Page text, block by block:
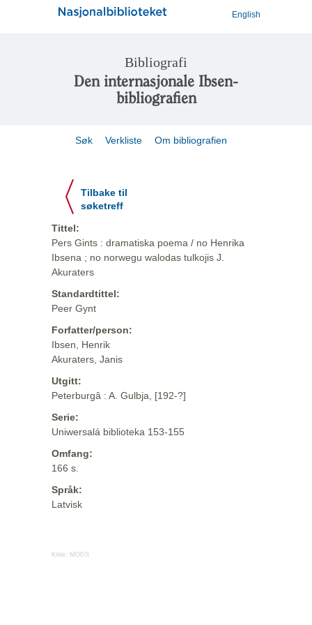
English
Bibliografi
Den internasjonale Ibsen-
bibliografien
Søk Verkliste Om bibliografien
Tilbake til
søketreff
Tittel:
Pers Gints : dramatiska poema / no Henrika
Ibsena ; no norwegu walodas tulkojis J.
Akuraters
Standardtittel:
Peer Gynt
Forfatter/person:
Ibsen, Henrik
Akuraters, Janis
Utgitt:
Peterburgâ : A. Gulbja, [192-?]
Serie:
Uniwersalá biblioteka 153-155
Omfang:
166 s.
Språk:
Latvisk
Kilde: MODS